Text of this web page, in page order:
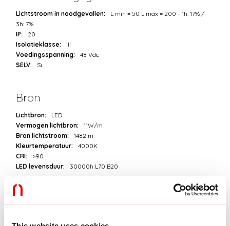
Lichtstroom in noodgevallen:
L min = 50 L max = 200 - 1h: 17% /
3h: 7%
IP:
20
Isolatieklasse:
III
Voedingsspanning:
48 Vdc
SELV:
Sì
Bron
Lichtbron:
LED
Vermogen lichtbron:
11W/m
Bron lichtstroom:
1482lm
Kleurtemperatuur:
4000K
CRI:
>90
LED levensduur:
30000h L70 B20
Download